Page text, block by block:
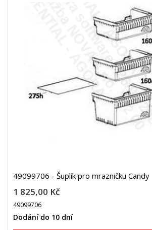
49099706 - Šuplík pro mrazničku Candy
1 825,00 Kč
49099706
Dodání do 10 dní